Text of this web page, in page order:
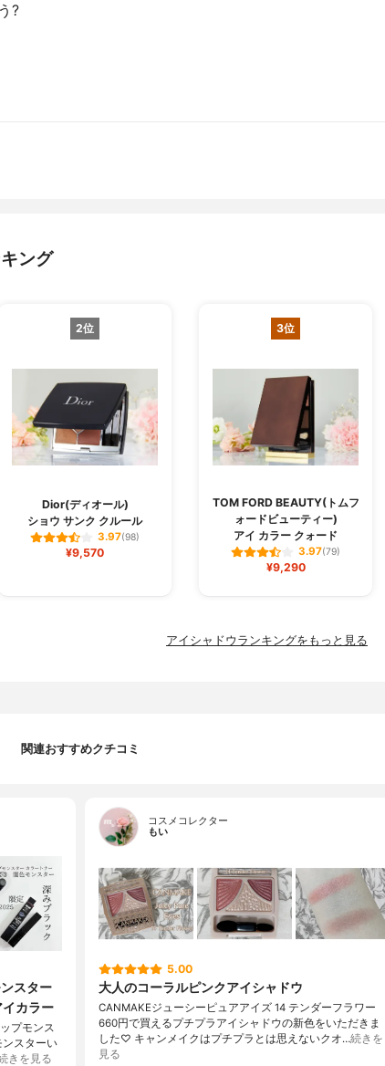
?
ング
2位
Dior(ディオール)
ショウ サンク クルール
3.97(98)
¥9,570
3位
TOM FORD BEAUTY(トムフ
ォードビューティー)
アイ カラー クォード
3.97(79)
¥9,290
アイシャドウランキングをもっと見る
関連おすすめクチコミ
スター
カラー
プモンス
ンスターい
きを見る
コスメコレクター
もい
5.00
大人のコーラルピンクアイシャドウ
CANMAKEジューシーピュアアイズ 14 テンダーフラワー
660円で買えるプチプラアイシャドウの新色をいただきま
した♡ キャンメイクはプチプラとは思えないクオ…続きを
見る